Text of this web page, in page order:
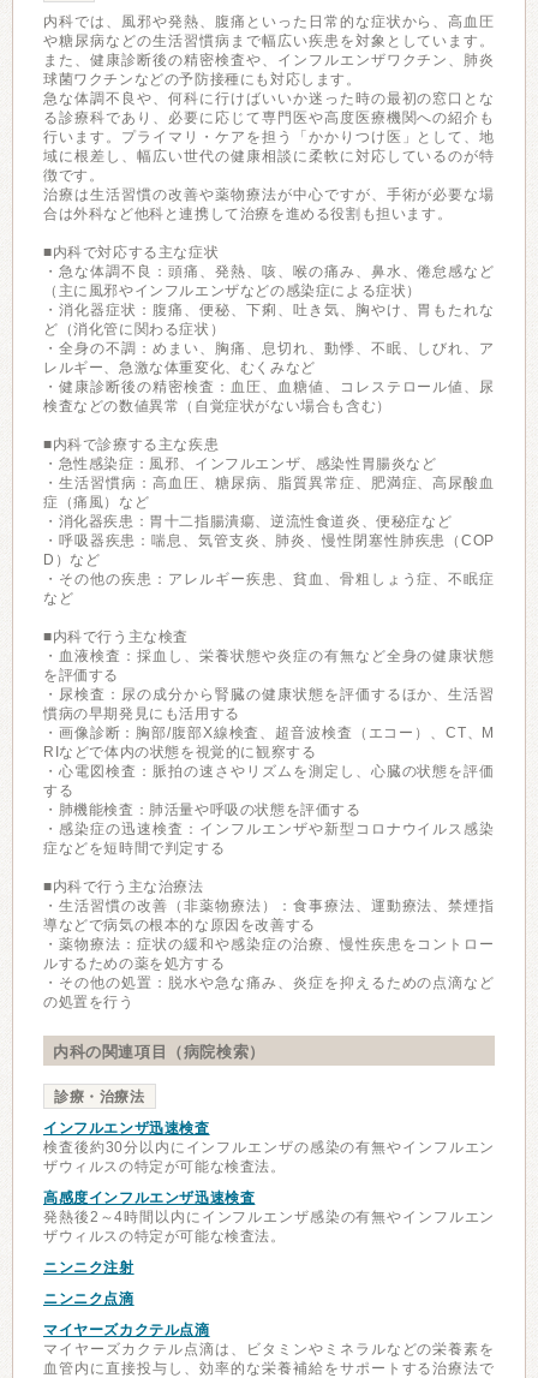
内科では、風邪や発熱、腹痛といった日常的な症状から、高血圧
や糖尿病などの生活習慣病まで幅広い疾患を対象としています。
また、健康診断後の精密検査や、インフルエンザワクチン、肺炎
球菌ワクチンなどの予防接種にも対応します。
急な体調不良や、何科に行けばいいか迷った時の最初の窓口とな
る診療科であり、必要に応じて専門医や高度医療機関への紹介も
行います。プライマリ・ケアを担う「かかりつけ医」として、地
域に根差し、幅広い世代の健康相談に柔軟に対応しているのが特
徴です。
治療は生活習慣の改善や薬物療法が中心ですが、手術が必要な場
合は外科など他科と連携して治療を進める役割も担います。
■内科で対応する主な症状
・急な体調不良：頭痛、発熱、咳、喉の痛み、鼻水、倦怠感など
（主に風邪やインフルエンザなどの感染症による症状）
・消化器症状：腹痛、便秘、下痢、吐き気、胸やけ、胃もたれな
ど（消化管に関わる症状）
・全身の不調：めまい、胸痛、息切れ、動悸、不眠、しびれ、ア
レルギー、急激な体重変化、むくみなど
・健康診断後の精密検査：血圧、血糖値、コレステロール値、尿
検査などの数値異常（自覚症状がない場合も含む）
■内科で診療する主な疾患
・急性感染症：風邪、インフルエンザ、感染性胃腸炎など
・生活習慣病：高血圧、糖尿病、脂質異常症、肥満症、高尿酸血
症（痛風）など
・消化器疾患：胃十二指腸潰瘍、逆流性食道炎、便秘症など
・呼吸器疾患：喘息、気管支炎、肺炎、慢性閉塞性肺疾患（COP
D）など
・その他の疾患：アレルギー疾患、貧血、骨粗しょう症、不眠症
など
■内科で行う主な検査
・血液検査：採血し、栄養状態や炎症の有無など全身の健康状態
を評価する
・尿検査：尿の成分から腎臓の健康状態を評価するほか、生活習
慣病の早期発見にも活用する
・画像診断：胸部/腹部X線検査、超音波検査（エコー）、CT、M
RIなどで体内の状態を視覚的に観察する
・心電図検査：脈拍の速さやリズムを測定し、心臓の状態を評価
する
・肺機能検査：肺活量や呼吸の状態を評価する
・感染症の迅速検査：インフルエンザや新型コロナウイルス感染
症などを短時間で判定する
■内科で行う主な治療法
・生活習慣の改善（非薬物療法）：食事療法、運動療法、禁煙指
導などで病気の根本的な原因を改善する
・薬物療法：症状の緩和や感染症の治療、慢性疾患をコントロー
ルするための薬を処方する
・その他の処置：脱水や急な痛み、炎症を抑えるための点滴など
の処置を行う
内科の関連項目（病院検索）
診療・治療法
インフルエンザ迅速検査
検査後約30分以内にインフルエンザの感染の有無やインフルエン
ザウィルスの特定が可能な検査法。
高感度インフルエンザ迅速検査
発熱後2～4時間以内にインフルエンザ感染の有無やインフルエン
ザウィルスの特定が可能な検査法。
ニンニク注射
ニンニク点滴
マイヤーズカクテル点滴
マイヤーズカクテル点滴は、ビタミンやミネラルなどの栄養素を
血管内に直接投与し、効率的な栄養補給をサポートする治療法で